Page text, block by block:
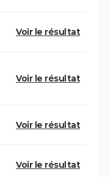
Voir le résultat
Voir le résultat
Voir le résultat
Voir le résultat